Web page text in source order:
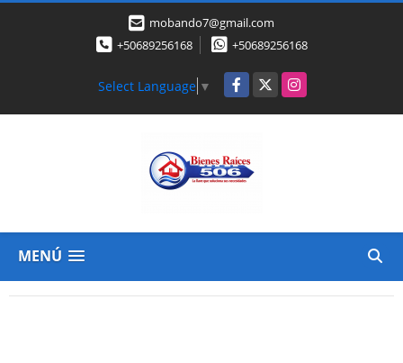
mobando7@gmail.com
+50689256168
+50689256168
Select Language ▼ Facebook
X Instagram
MENÚ